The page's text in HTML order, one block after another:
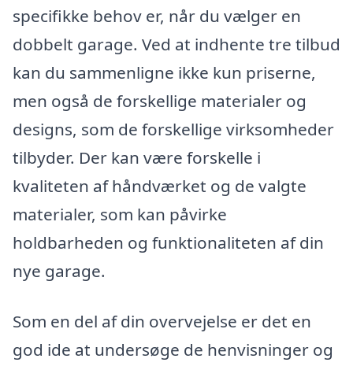
specifikke behov er, når du vælger en
dobbelt garage. Ved at indhente tre tilbud
kan du sammenligne ikke kun priserne,
men også de forskellige materialer og
designs, som de forskellige virksomheder
tilbyder. Der kan være forskelle i
kvaliteten af håndværket og de valgte
materialer, som kan påvirke
holdbarheden og funktionaliteten af din
nye garage.
Som en del af din overvejelse er det en
god ide at undersøge de henvisninger og